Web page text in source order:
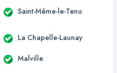
Saint-Même-le-Tenu
La Chapelle-Launay
Malville